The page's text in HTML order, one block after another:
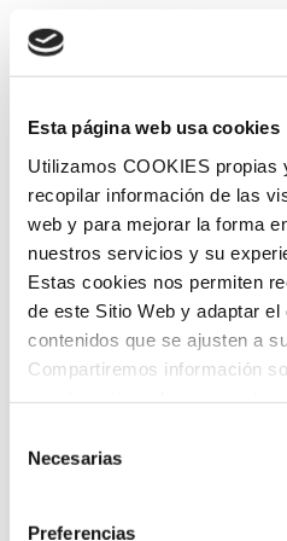
Esta página web usa cookies
Utilizamos COOKIES propias
recopilar información de las
web y para mejorar la forma
nuestros servicios y su
Estas cookies nos permiten
de este Sitio Web y adaptar
contenidos que se ajusten a
Compartiremos información
Necesarias
Preferencias
Restauradora
Periodòncia
Preventiva
Dillunes
Dijous
Dissabte